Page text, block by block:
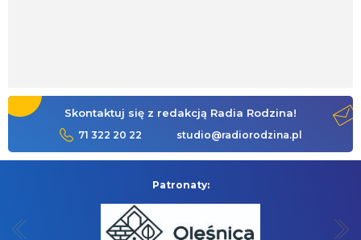
Skontaktuj się z redakcją Radia Rodzina!
71 322 20 22 studio@radiorodzina.pl
Patronaty: